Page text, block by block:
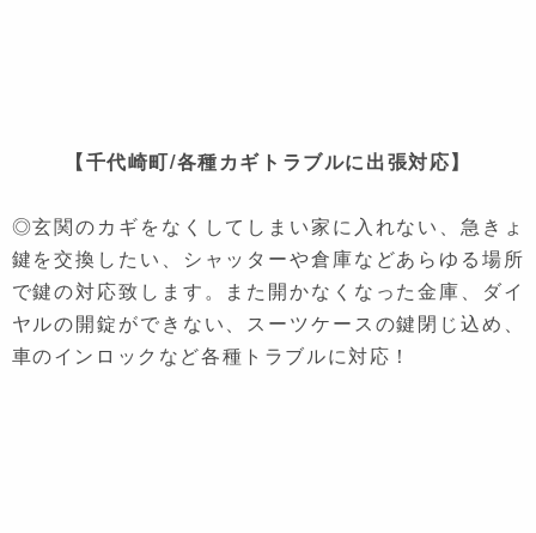
【千代崎町/各種カギトラブルに出張対応】
◎玄関のカギをなくしてしまい家に入れない、急きょ
鍵を交換したい、シャッターや倉庫などあらゆる場所
で鍵の対応致します。また開かなくなった金庫、ダイ
ヤルの開錠ができない、スーツケースの鍵閉じ込め、
車のインロックなど各種トラブルに対応！